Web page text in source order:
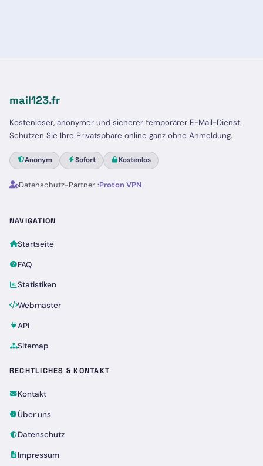
mail123.fr
Kostenloser, anonymer und sicherer temporärer E-Mail-Dienst.
Schützen Sie Ihre Privatsphäre online ganz ohne Anmeldung.
Anonym Sofort Kostenlos
Datenschutz-Partner :Proton VPN
NAVIGATION
Startseite
FAQ
Statistiken
Webmaster
API
Sitemap
RECHTLICHES & KONTAKT
Kontakt
Über uns
Datenschutz
Impressum